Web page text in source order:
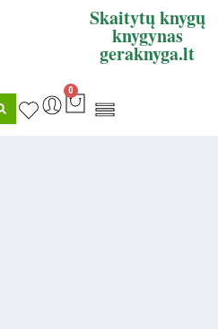
Skaitytų knygų
knygynas
geraknyga.lt
0